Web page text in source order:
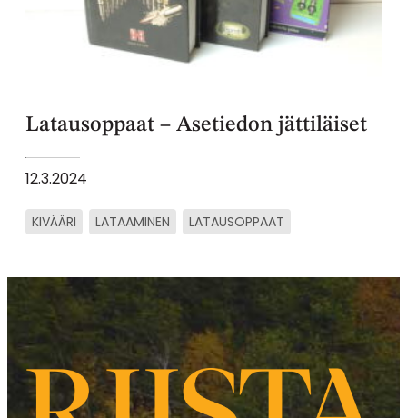
Latausoppaat – Asetiedon jättiläiset
12.3.2024
KIVÄÄRI LATAAMINEN LATAUSOPPAAT